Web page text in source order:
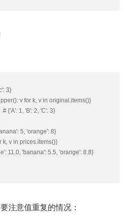
3}
v for k, v in original.items()}
{'A': 1, 'B': 2, 'C': 3}
5, 'orange': 8}
k, v in prices.items()}
11.0, 'banana': 5.5, 'orange': 8.8}
注意值重复的情况：